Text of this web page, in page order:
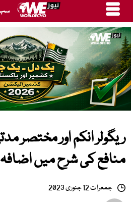
سب
ریگولر انکم اور مختصر
منافع کی شرح میں اضافہ
جمعرات 12 جنوری 2023